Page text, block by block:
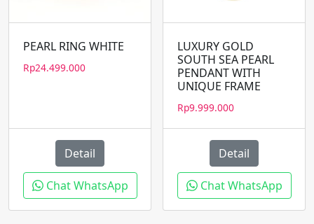
PEARL RING WHITE
Rp24.499.000
Detail
Chat WhatsApp
LUXURY GOLD
SOUTH SEA PEARL
PENDANT WITH
UNIQUE FRAME
Rp9.999.000
Detail
Chat WhatsApp